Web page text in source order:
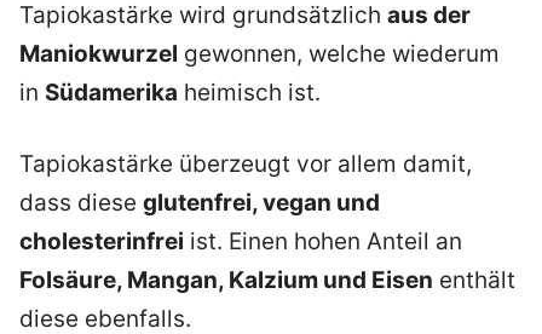
Tapiokastärke wird grundsätzlich aus der
Maniokwurzel gewonnen, welche wiederum
in Südamerika heimisch ist.
Tapiokastärke überzeugt vor allem damit,
dass diese glutenfrei, vegan und
cholesterinfrei ist. Einen hohen Anteil an
Folsäure, Mangan, Kalzium und Eisen enthält
diese ebenfalls.